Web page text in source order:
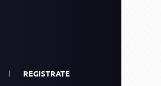
REGISTRATE